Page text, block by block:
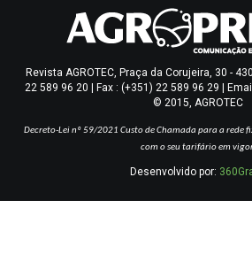
Revista AGROTEC, Praça da Corujeira, 30 -
22 589 96 20 | Fax : (+351) 22 589 96 29 |
© 2015, AGROTEC
Decreto-Lei nº 59/2021 Custo de Chamada para a rede
com o seu tarifário em
Desenvolvido por: